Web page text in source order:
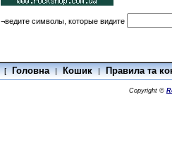
¬ведите символы, которые видите
[ Головна | Кошик | Правила та
Copyright ©